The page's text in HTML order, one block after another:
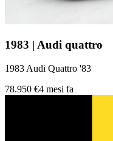
1983 | Audi quattro
1983 Audi Quattro '83
78.950 €4 mesi fa